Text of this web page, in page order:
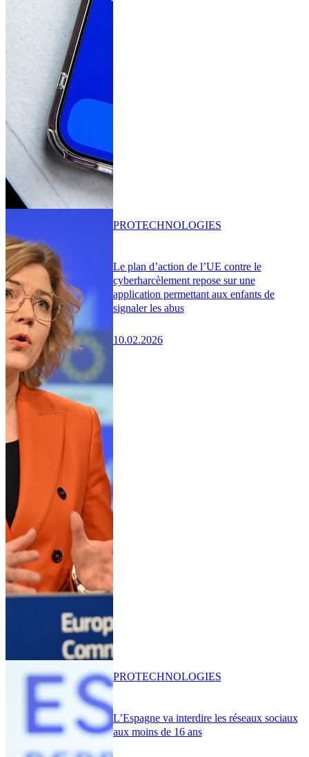
Le plan d’action de l’UE contre le
cyberharcèlement repose sur une
application permettant aux enfants de
signaler les abus
10.02.2026
PROTECHNOLOGIES
L’Espagne va interdire les réseaux sociaux
aux moins de 16 ans
PROTECHNOLOGIES